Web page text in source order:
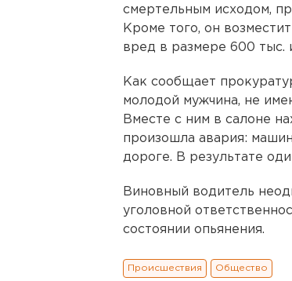
смертельным исходом,
Кроме того, он
вред в размере 600 тыс.
Как сообщает
молодой мужчина, не
Вместе с ним в салоне
произошла авария:
дороге. В результате
Виновный водитель
уголовной
состоянии опьянения.
Происшествия Общество